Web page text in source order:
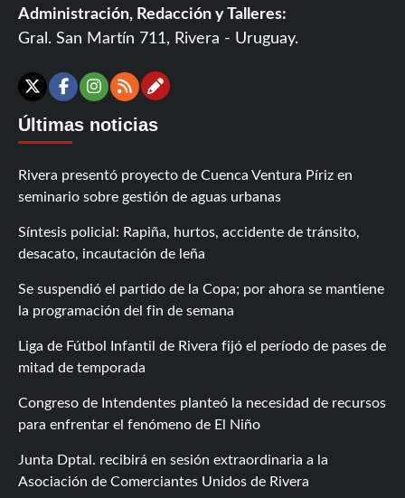
Administración, Redacción y Talleres:
Gral. San Martín 711, Rivera - Uruguay.
X Facebook
Instagram
RSSContáctanos
Últimas noticias
Rivera presentó proyecto de Cuenca Ventura Píriz en
seminario sobre gestión de aguas urbanas
Síntesis policial: Rapiña, hurtos, accidente de tránsito,
desacato, incautación de leña
Se suspendió el partido de la Copa; por ahora se mantiene
la programación del fin de semana
Liga de Fútbol Infantil de Rivera fijó el período de pases de
mitad de temporada
Congreso de Intendentes planteó la necesidad de recursos
para enfrentar el fenómeno de El Niño
Junta Dptal. recibirá en sesión extraordinaria a la
Asociación de Comerciantes Unidos de Rivera